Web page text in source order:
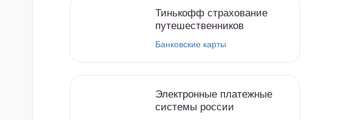
Тинькофф страхование
путешественников
Банковские карты
Электронные платежные
системы россии